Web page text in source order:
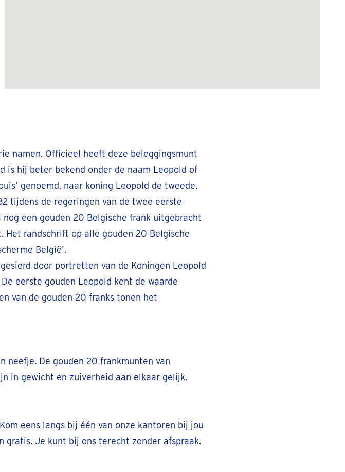
namen. Officieel heeft deze beleggingsmunt
is hij beter bekend onder de naam Leopold of
genoemd, naar koning Leopold de tweede.
tijdens de regeringen van de twee eerste
een gouden 20 Belgische frank uitgebracht
randschrift op alle gouden 20 Belgische
België’.
door portretten van de Koningen Leopold
eerste gouden Leopold kent de waarde
van de gouden 20 franks tonen het
neefje. De gouden 20 frankmunten van
in gewicht en zuiverheid aan elkaar gelijk.
eens langs bij één van onze kantoren bij jou
gratis. Je kunt bij ons terecht zonder afspraak.